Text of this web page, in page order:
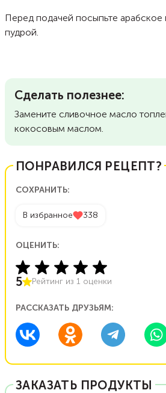
Перед подачей посыпьте арабское
пудрой.
Сделать полезнее:
Замените сливочное масло
кокосовым маслом.
ПОНРАВИЛСЯ РЕЦЕПТ?
СОХРАНИТЬ:
В избранное 338
ОЦЕНИТЬ:
5 Рейтинг из 1 оценки
РАССКАЗАТЬ ДРУЗЬЯМ:
ЗАКАЗАТЬ ПРОДУКТЫ